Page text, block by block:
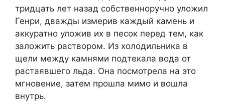
тридцать лет назад собственноручно уложил
Генри, дважды измерив каждый камень и
аккуратно уложив их в песок перед тем, как
заложить раствором. Из холодильника в
щели между камнями подтекала вода от
растаявшего льда. Она посмотрела на это
мгновение, затем прошла мимо и вошла
внутрь.